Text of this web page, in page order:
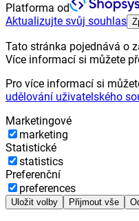
Platforma od
Aktualizujte svůj souhlas
Tato stránka pojednává o
Více informací si můžete
Pro více informací si
udělování uživatelského
Marketingové
marketing
Statistické
statistics
Preferenční
preferences
Uložit volby Přijmout vše